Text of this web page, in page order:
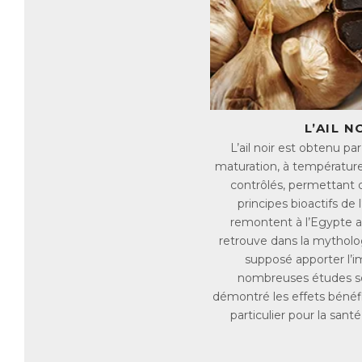
Il
L’AIL
L’ail noir est obtenu
maturation, à
contrôlés, permettant
principes bioactifs de
remontent à l’Egypte
retrouve dans la
supposé apporter
nombreuses études
démontré les effets
particulier pour la